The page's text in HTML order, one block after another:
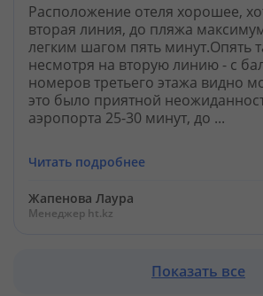
Расположение отеля хорошее,
вторая линия, до пляжа
легким шагом пять минут.Опять
несмотря на вторую линию - с
номеров третьего этажа видно
это было приятной
аэропорта 25-30 минут, до ...
Читать подробнее
Жапенова Лаура
Менеджер ht.kz
Показать все